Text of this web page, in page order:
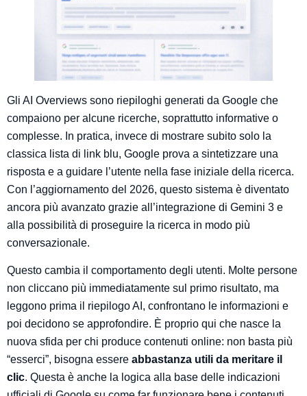
Gli AI Overviews sono riepiloghi generati da Google che
compaiono per alcune ricerche, soprattutto informative o
complesse. In pratica, invece di mostrare subito solo la
classica lista di link blu, Google prova a sintetizzare una
risposta e a guidare l’utente nella fase iniziale della ricerca.
Con l’aggiornamento del 2026, questo sistema è diventato
ancora più avanzato grazie all’integrazione di Gemini 3 e
alla possibilità di proseguire la ricerca in modo più
conversazionale.
Questo cambia il comportamento degli utenti. Molte persone
non cliccano più immediatamente sul primo risultato, ma
leggono prima il riepilogo AI, confrontano le informazioni e
poi decidono se approfondire. È proprio qui che nasce la
nuova sfida per chi produce contenuti online: non basta più
“esserci”, bisogna essere abbastanza utili da meritare il
clic. Questa è anche la logica alla base delle indicazioni